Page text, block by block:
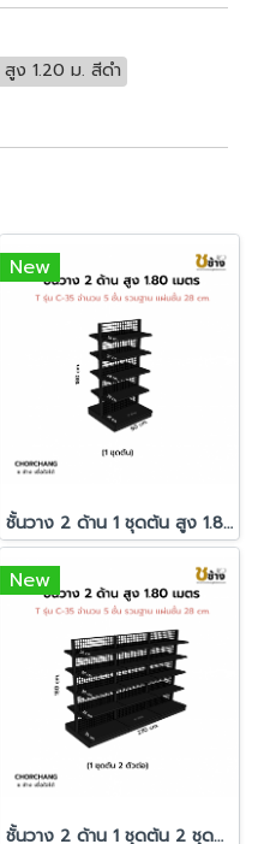
ง 1.20 ม. สีดำ
New
ชั้นวาง 2 ด้าน 1 ชุดต้น สูง 1.80 ม. สีดำ
New
ชั้นวาง 2 ด้าน 1 ชุดต้น 2 ชุดต่อ สูง 1.80 ม. สีดำ